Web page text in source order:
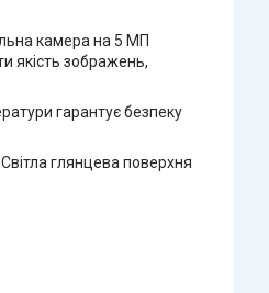
камера на 5 МП
якість зображень,
гарантує безпеку
глянцева поверхня